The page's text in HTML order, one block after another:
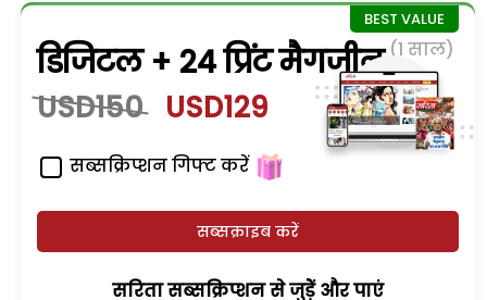
डिजिटल + 24 प्रिंट मैगजीन (1 साल)
USD150 USD129
सब्सक्रिप्शन गिफ्ट करें
सब्सक्राइब करें
सरिता सब्सक्रिप्शन से जुड़ेें और पाएं